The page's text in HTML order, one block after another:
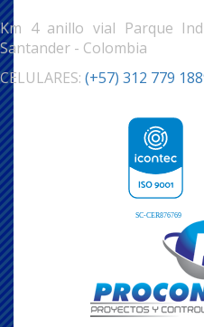
Km 4 anillo vial Parque
Santander - Colombia
CELULARES: (+57) 312 779